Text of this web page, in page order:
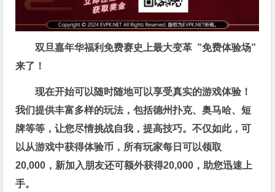
双旦嘉年华福利免费赛史上最大变革 ”免费体验场”
来了！
现在开始可以随时随地可以享受真实的游戏体验！
我们提供丰富多样的玩法，包括德州扑克、奥马哈、短
牌等等，让您尽情挑战自我，提高技巧。不仅如此，可
以从游戏中获得体验币，所有玩家每日可以领取
20,000，新加入朋友还可额外获得20,000，助您迅速上
手。